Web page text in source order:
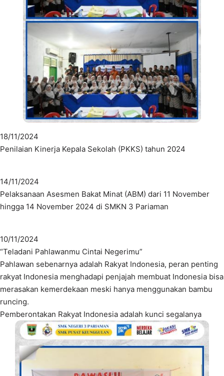
18/11/2024
Penilaian Kinerja Kepala Sekolah (PKKS) tahun 2024
14/11/2024
Pelaksanaan Asesmen Bakat Minat (ABM) dari 11 November
hingga 14 November 2024 di SMKN 3 Pariaman
10/11/2024
“Teladani Pahlawanmu Cintai Negerimu”
Pahlawan sebenarnya adalah Rakyat Indonesia, peran penting
rakyat Indonesia menghadapi penjajah membuat Indonesia bisa
merasakan kemerdekaan meski hanya menggunakan bambu
runcing.
Pemberontakan Rakyat Indonesia adalah kunci segalanya